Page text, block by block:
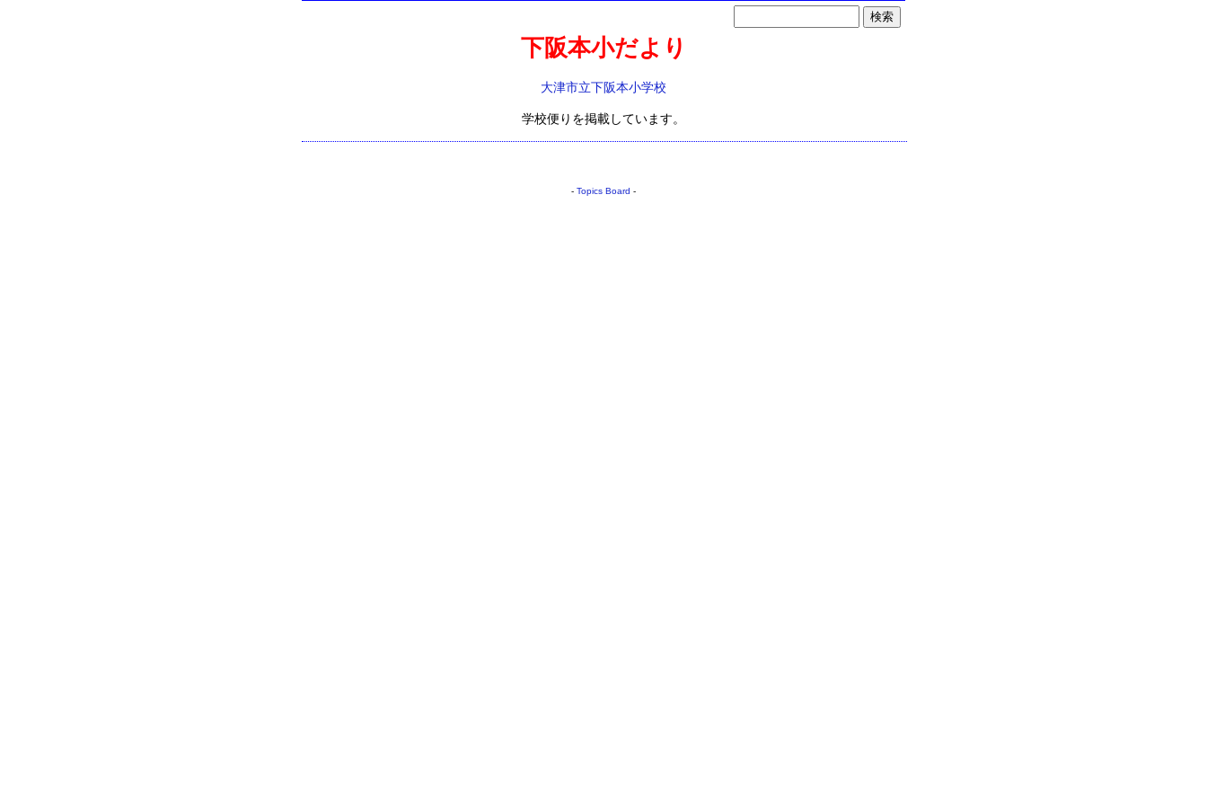
下阪本小だより
大津市立下阪本小学校
学校便りを掲載しています。
- Topics Board -